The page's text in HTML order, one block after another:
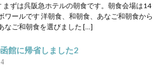
まずは呉阪急ホテルの朝食です。朝食会場は14
ワールです 洋朝食、和朝食、あなご和朝食から
なご和朝食を選びました […]
館に帰省しました2